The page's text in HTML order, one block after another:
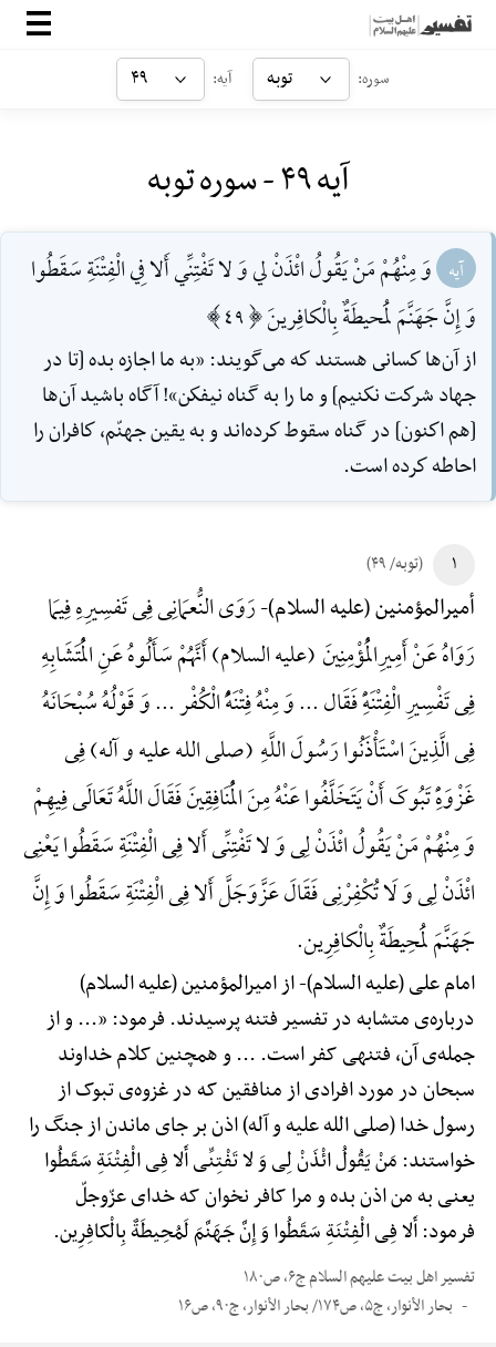
صفحه‌اصلی
سوره: توبه آیه: ۴۹
آیه ۴۹ - سوره توبه
آیه وَ مِنْهُمْ مَنْ يَقُولُ ائْذَنْ لي وَ لا تَفْتِنِّي أَلا فِي الْفِتْنَةِ سَقَطُوا
وَ إِنَّ جَهَنَّمَ لَمُحيطَةٌ بِالْكافِرينَ [49]
از آن‌ها كسانى هستند كه مى‌گويند: «به ما اجازه بده [تا در
جهاد شركت نكنيم] و ما را به گناه نيفكن»! آگاه باشيد آن‌ها
[هم اكنون] در گناه سقوط كرده‌اند و به يقين جهنّم، كافران را
احاطه كرده است.
۱ (توبه/ ۴۹)
أمیرالمؤمنین (علیه السلام)-رَوَی النُّعمَانِی فِی تَفسِیرِهِ فِیمَا
رَوَاهُ عَنْ أَمِیرِالْمُؤْمِنِینَ (علیه السلام) أَنَّهُمْ سَأَلُوهُ عَنِ الْمُتَشَابِهِ
فِی تَفْسِیرِ الْفِتْنَهًِْ فَقَال ... وَ مِنْهُ فِتْنَهًُْ الْکُفْر ... وَ قَوْلُهُ سُبْحَانَهُ
فِی الَّذِینَ اسْتَأْذَنُوا رَسُولَ اللَّهِ (صلی الله علیه و آله) فِی
غَزْوَهًِْ تَبُوکَ أَنْ یَتَخَلَّفُوا عَنْهُ مِنَ الْمُنَافِقِینَ فَقَالَ اللَّهُ تَعَالَی فِیهِمْ
وَ مِنْهُمْ مَنْ یَقُولُ ائْذَنْ لِی وَ لا تَفْتِنِّی أَلا فِی الْفِتْنَةِ سَقَطُوا یَعْنِی
ائْذَنْ لِی وَ لَا تُکْفِرْنِی فَقَالَ عَزَّوَجَلَّ أَلا فِی الْفِتْنَةِ سَقَطُوا وَ إِنَّ
جَهَنَّمَ لَمُحِیطَةٌ بِالْکافِرِین.
امام علی (علیه السلام)-از امیرالمؤمنین (علیه السلام)
درباره‌ی متشابه در تفسیر فتنه پرسیدند. فرمود: «... و از
جمله‌ی آن، فتنه‎ی کفر است. ... و همچنین کلام خداوند
سبحان در مورد افرادی از منافقین که در غزوه‌ی تبوک از
رسول خدا (صلی الله علیه و آله) اذن بر جای ماندن از جنگ را
خواستند: مَنْ یَقُولُ ائْذَنْ لِی وَ لا تَفْتِنِّی أَلا فِی الْفِتْنَةِ سَقَطُوا
یعنی به من اذن بده و مرا کافر نخوان که خدای عزّوجلّ
فرمود: أَلا فِی الْفِتْنَةِ سَقَطُوا وَ إِنَّ جَهَنَّمَ لَمُحِیطَةٌ بِالْکافِرِین.
تفسیر اهل بیت علیهم السلام ج۶، ص۱۸۰
بحار الأنوار، ج۵، ص۱۷۴/ بحار الأنوار، ج۹۰، ص۱۶